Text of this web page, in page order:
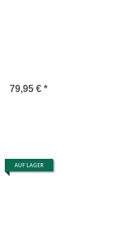
79,95 € *
AUF LAGER